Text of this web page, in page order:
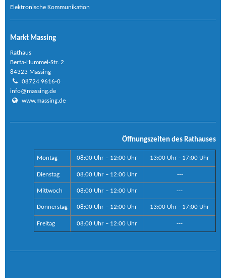
Elektronische Kommunikation
Markt Massing
Rathaus
Berta-Hummel-Str. 2
84323 Massing
08724 9616-0
info@massing.de
www.massing.de
Öffnungszeiten des Rathauses
Montag 08:00 Uhr – 12:00 Uhr 13:00 Uhr - 17:00 Uhr
Dienstag 08:00 Uhr – 12:00 Uhr ---
Mittwoch 08:00 Uhr – 12:00 Uhr ---
Donnerstag 08:00 Uhr – 12:00 Uhr 13:00 Uhr - 17:00 Uhr
Freitag 08:00 Uhr – 12:00 Uhr ---